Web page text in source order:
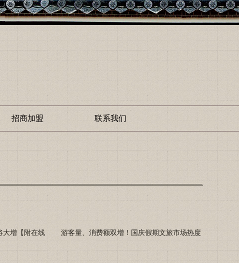
招商加盟 联系我们
大增【附在线 游客量、消费额双增！国庆假期文旅市场热度